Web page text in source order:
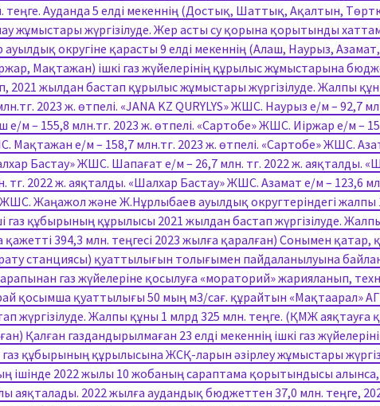
теңге. Ауданда 5 елді мекеннің (Достық, Шаттық, Ақалтын,
жұмыстары жүргізілуде. Жер асты су қорына қорытынды
округіне қарасты 9 елді мекеннің (Алаш, Наурыз,
Мақтажан) ішкі газ жүйелерінің құрылыс жұмыстарына
2021 жылдан бастап құрылыс жұмыстары жүргізілуде. Жалпы
2023 ж. өтпелі. «JANA KZ QURYLYS» ЖШС. Наурыз е/м – 92,7
м – 155,8 млн.тг. 2023 ж. өтпелі. «Сартобе» ЖШС. Иіржар е/м –
Мақтажан е/м – 158,7 млн.тг. 2023 ж. өтпелі. «Сартобе» ЖШС.
Бастау» ЖШС. Шапағат е/м – 26,7 млн. тг. 2022 ж. аяқталды.
2022 ж. аяқталды. «Шалхар Бастау» ЖШС. Азамат е/м – 123,6
Жаңажол және Ж.Нұрлыбаев ауылдық округтеріндегі жалпы
газ құбырының құрылысы 2021 жылдан бастап жүргізілуде.
394,3 млн. теңгесі 2023 жылға қаралған) Сонымен қатар,
станциясы) қуаттылығын толығымен пайдаланылуына
газ жүйелеріне қосылуға «мораторий» жарияланып,
қосымша қуаттылығы 50 мың м3/сағ. құрайтын «Мақтаарал»
жүргізілуде. Жалпы құны 1 млрд 325 млн. теңге. (ҚМЖ аяқтауға
Қалған газдандырылмаған 23 елді мекеннің ішкі газ
құбырының құрылысына ЖСҚ-ларын әзірлеу жұмыстары
ішінде 2022 жылы 10 жобаның сараптама қорытындысы алынса,
аяқталады. 2022 жылға аудандық бюджеттен 37,0 млн. теңге,